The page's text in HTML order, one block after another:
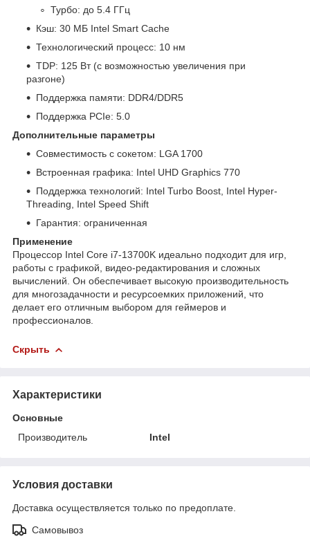
Турбо: до 5.4 ГГц
Кэш: 30 МБ Intel Smart Cache
Технологический процесс: 10 нм
TDP: 125 Вт (с возможностью увеличения при
разгоне)
Поддержка памяти: DDR4/DDR5
Поддержка PCIe: 5.0
Дополнительные параметры
Совместимость с сокетом: LGA 1700
Встроенная графика: Intel UHD Graphics 770
Поддержка технологий: Intel Turbo Boost, Intel Hyper-
Threading, Intel Speed Shift
Гарантия: ограниченная
Применение
Процессор Intel Core i7-13700K идеально подходит для игр,
работы с графикой, видео-редактирования и сложных
вычислений. Он обеспечивает высокую производительность
для многозадачности и ресурсоемких приложений, что
делает его отличным выбором для геймеров и
профессионалов.
Скрыть
Характеристики
Основные
Производитель
Intel
Условия доставки
Доставка осуществляется только по предоплате.
Самовывоз